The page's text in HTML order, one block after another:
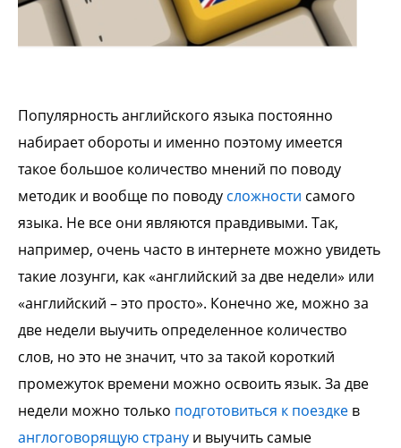
Популярность английского языка постоянно
набирает обороты и именно поэтому имеется
такое большое количество мнений по поводу
методик и вообще по поводу сложности самого
языка. Не все они являются правдивыми. Так,
например, очень часто в интернете можно увидеть
такие лозунги, как «английский за две недели» или
«английский – это просто». Конечно же, можно за
две недели выучить определенное количество
слов, но это не значит, что за такой короткий
промежуток времени можно освоить язык. За две
недели можно только подготовиться к поездке в
англоговорящую страну и выучить самые